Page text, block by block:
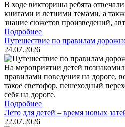
В ходе викторины ребята
книгами и летними темами, а
знание сюжетов произведений,
Подробнее
Путешествие по правилам
24.07.2026
На мероприятии детей
правилами поведения на дороге,
такое светофор, пешеходный
себя на дороге.
Подробнее
Лето для детей – время новых
22.07.2026